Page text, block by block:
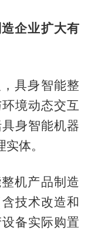
企业扩大有
具身智能整
境动态交互
身智能机器
体。
机产品制造
技术改造和
备实际购置